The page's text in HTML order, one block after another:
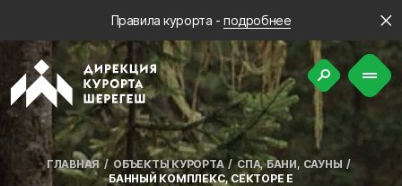
Правила курорта -подробнее
ГЛАВНАЯ ОБЪЕКТЫ КУРОРТА
СПА, БАНИ, САУНЫ
БАННЫЙ КОМПЛЕКС, СЕКТОРЕ Е